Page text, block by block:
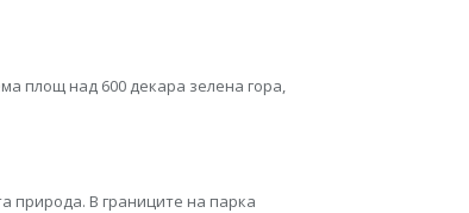
площ над 600 декара зелена гора,
природа. В границите на парка